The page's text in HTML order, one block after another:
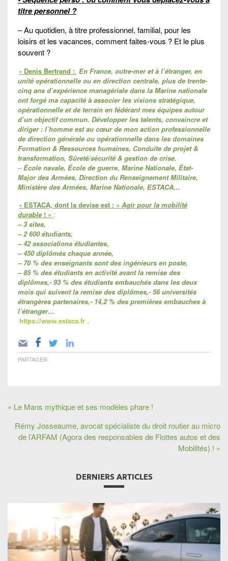
titre personnel ?
– Au quotidien, à titre professionnel, familial, pour les
loisirs et les vacances, comment faites-vous ? Et le plus
souvent ?
• Denis Bertrand : En France, outre-mer et à l’étranger, en
unité opérationnelle ou en direction centrale, plus de trente-
cinq ans d’expérience managériale dans la Marine nationale
ont forgé ma capacité à associer les visions stratégique,
opérationnelle et de terrain en fédérant mes équipes autour
d’un objectif commun. Développer les talents, convaincre et
diriger : l’homme est au cœur de mon action professionnelle
de direction générale ou opérationnelle dans les domaines
Formation & Ressources humaines, Conduite de projet &
transformation, Sûreté/sécurité & gestion de crise.
–École navale, École de guerre, Marine Nationale, État-
Major des Armées, Direction du Renseignement Militaire,
Ministère des Armées, Marine Nationale, ESTACA…
• ESTACA, dont la devise est : « Agir pour la mobilité
durable ! » :
– 3 sites,
– 2 600 étudiants,
– 42 associations étudiantes,
– 450 diplômés chaque année,
– 70 % des enseignants sont des ingénieurs en poste,
– 85 % des étudiants en activité avant la remise des
diplômes,- 93 % des étudiants embauchés dans les deux
mois qui suivent la remise des diplômes,- 56 universités
étrangères partenaires,- 14,2 % des premières embauches à
l’étranger…
https://www.estaca.fr .
PARTAGER
« Le Mans mythique et ses modèles phare !
Rémy Josseaume, avocat spécialiste du droit routier au micro
de l’ARFAM (Agora des responsables de Flottes autos et des
Mobilités) ! »
DERNIERS ARTICLES